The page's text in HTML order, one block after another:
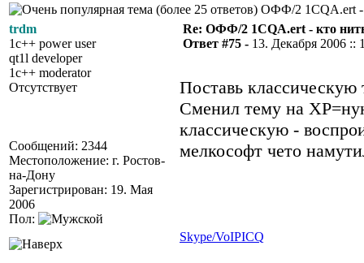
ОФФ/2 1CQA.ert -
trdm
1c++ power user
qt1l developer
1c++ moderator
Отсутствует
Сообщений: 2344
Местоположение: г. Ростов-
на-Дону
Зарегистрирован: 19. Мая
2006
Пол:
Re: ОФФ/2 1CQA.ert - кто
Ответ #75 - 13. Декабря 2006 ::
Поставь классическую
Сменил тему на
классическую -
мелкософт чето
Skype/VoIPICQ